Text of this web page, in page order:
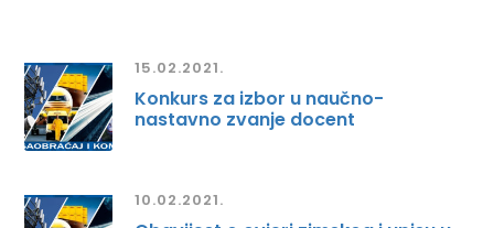
15.02.2021.
Konkurs za izbor u naučno-
nastavno zvanje docent
10.02.2021.